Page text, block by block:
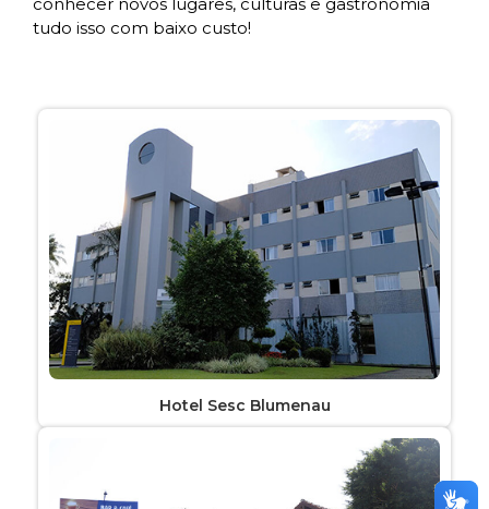
tudo isso com baixo custo!
Hotel Sesc Blumenau